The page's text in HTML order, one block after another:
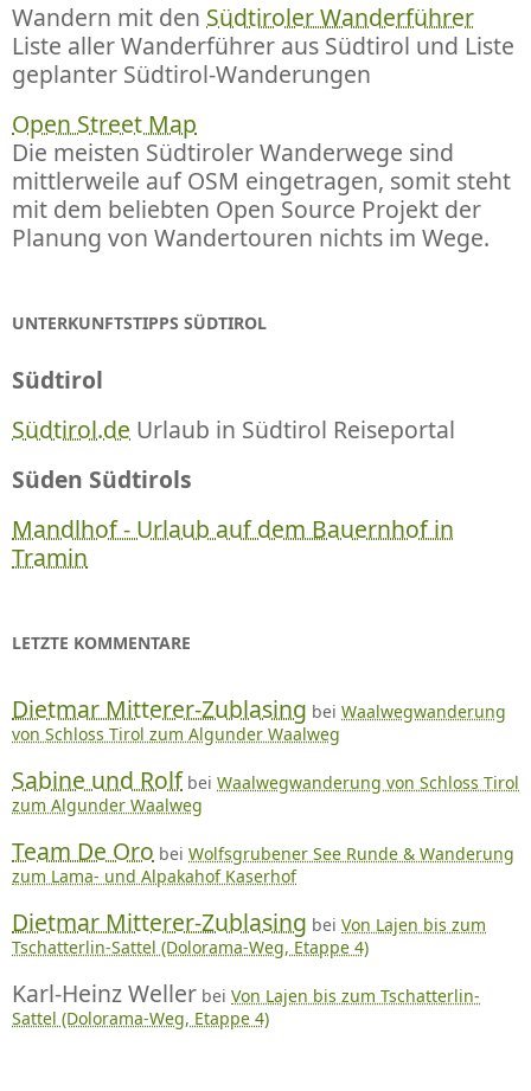
Wandern mit den Südtiroler Wanderführer
Liste aller Wanderführer aus Südtirol und Liste
geplanter Südtirol-Wanderungen
Open Street Map
Die meisten Südtiroler Wanderwege sind
mittlerweile auf OSM eingetragen, somit steht
mit dem beliebten Open Source Projekt der
Planung von Wandertouren nichts im Wege.
UNTERKUNFTSTIPPS SÜDTIROL
Südtirol
Südtirol.de Urlaub in Südtirol Reiseportal
Süden Südtirols
Mandlhof - Urlaub auf dem Bauernhof in
Tramin
LETZTE KOMMENTARE
Dietmar Mitterer-Zublasing bei Waalwegwanderung
von Schloss Tirol zum Algunder Waalweg
Sabine und Rolf bei Waalwegwanderung von Schloss Tirol
zum Algunder Waalweg
Team De Oro bei Wolfsgrubener See Runde & Wanderung
zum Lama- und Alpakahof Kaserhof
Dietmar Mitterer-Zublasing bei Von Lajen bis zum
Tschatterlin-Sattel (Dolorama-Weg, Etappe 4)
Karl-Heinz Weller bei Von Lajen bis zum Tschatterlin-
Sattel (Dolorama-Weg, Etappe 4)